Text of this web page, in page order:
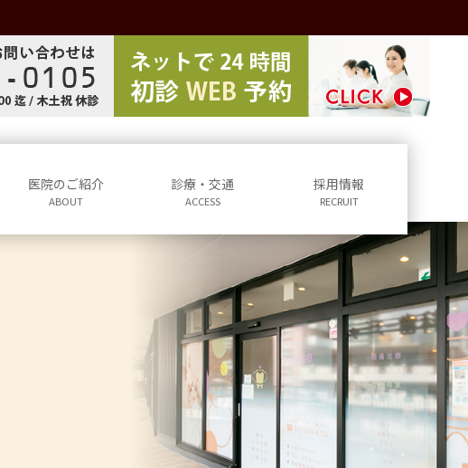
医院のご紹介
ABOUT
診療・交通
ACCESS
採用情報
RECRUIT